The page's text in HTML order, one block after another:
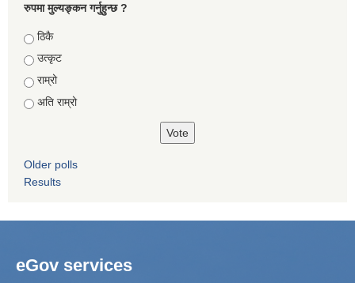
रुपमा मुल्यङ्कन गर्नुहुन्छ ?
Choices
ठिकै
उत्कृट
राम्रो
अति राम्रो
Older polls
Results
eGov services